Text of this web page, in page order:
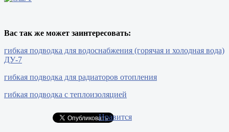
Вас так же может заинтересовать:
гибкая подводка для водоснабжения (горячая и холодная вода)
ДУ-7
гибкая подводка для радиаторов отопления
гибкая подводка с теплоизоляцией
Нравится